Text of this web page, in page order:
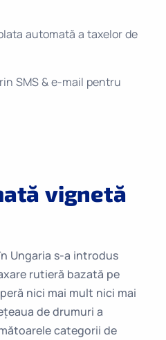
vignetă
Ungaria s-a introdus
rutieră bazată pe
nici mai mult nici mai
de drumuri a
categorii de
automată a taxelor de
SMS & e-mail pentru